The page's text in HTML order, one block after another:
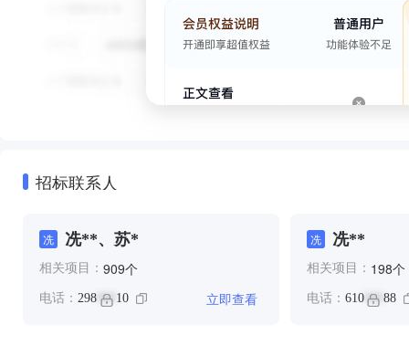
招标联系人
冼 冼**、苏*
相关项目： 909个
电话： 298 *** 10 立即查看
冼 冼**
相关项目： 198个
电话： 610*** 88